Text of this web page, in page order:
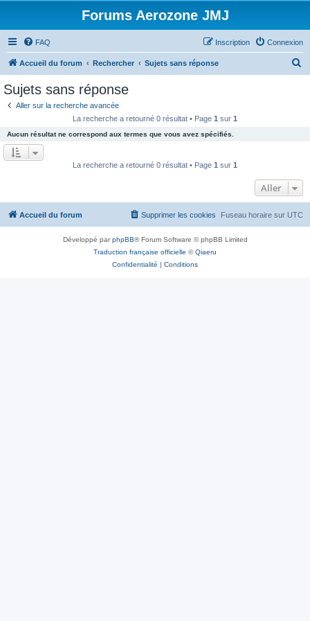
Forums Aerozone JMJ
FAQ Connexion
Inscription
Accueil du forum Rechercher Sujets sans réponse
e
Sujets sans réponse
Aller sur la recherche avancée
La recherche a retourné 0 résultat • Page 1 sur 1
Aucun résultat ne correspond aux termes que vous avez spécifiés.
La recherche a retourné 0 résultat • Page 1 sur 1
Aller
Accueil du forum Fuseau horaire sur UTC
Supprimer les cookies
Développé parphpBB® Forum Software © phpBB Limited
Traduction française officielle ©Qiaeru
Confidentialité | Conditions